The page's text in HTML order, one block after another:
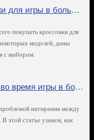
Какие самые лучшие кроссовки для игры в большой теннис
покупать кроссовки для
моделей, даны
с выбором.
Одевать ли трусы под шорты во время игры в большой теннис?
натирания между
этой статье узнаем, как